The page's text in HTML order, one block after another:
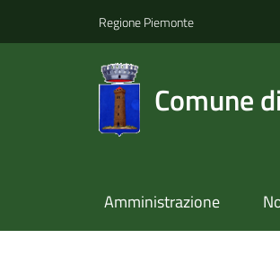
Regione Piemonte
Comune
Amministrazione